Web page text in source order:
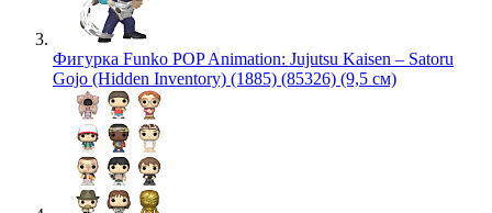
Фигурка Funko POP Animation: Jujutsu Kaisen – Satoru
Gojo (Hidden Inventory) (1885) (85326) (9,5 см)